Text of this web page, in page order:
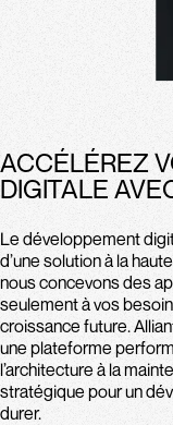
ACCÉLÉREZ
DIGITALE
Le développement
d’une solution à la
nous concevons des
seulement à vos
croissance future.
une plateforme
l’architecture à la
stratégique pour un
durer.